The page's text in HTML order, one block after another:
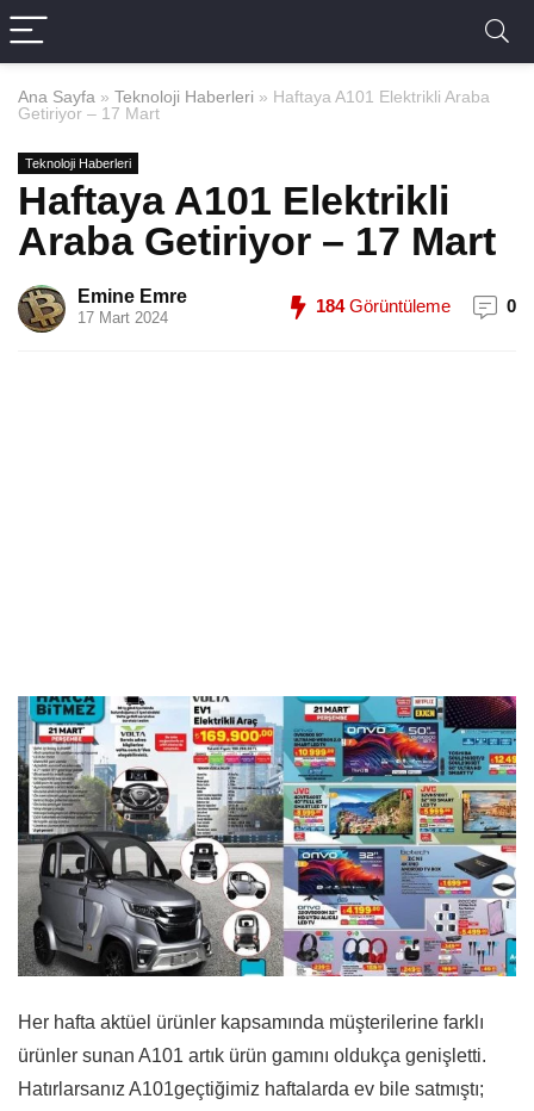
Ana Sayfa » Teknoloji Haberleri » Haftaya A101 Elektrikli Araba
Getiriyor – 17 Mart
Teknoloji Haberleri
Haftaya A101 Elektrikli
Araba Getiriyor – 17 Mart
Emine Emre
17 Mart 2024
184Görüntüleme 0
Her hafta aktüel ürünler kapsamında müşterilerine farklı
ürünler sunan A101 artık ürün gamını oldukça genişletti.
Hatırlarsanız A101geçtiğimiz haftalarda ev bile satmıştı;